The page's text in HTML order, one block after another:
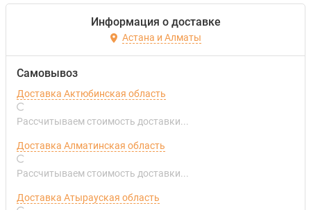
Информация о доставке
Астана и Алматы
Самовывоз
Доставка Актюбинская область
Рассчитываем стоимость доставки...
Доставка Алматинская область
Рассчитываем стоимость доставки...
Доставка Атырауская область